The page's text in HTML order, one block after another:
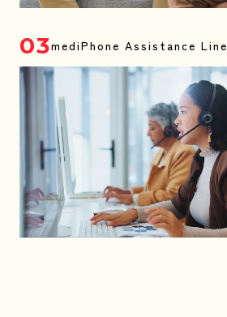
03mediPhone Assistance Line